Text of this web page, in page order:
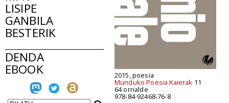
LISIPE
GANBILA
BESTERIK
DENDA
EBOOK 2015, poesia
Munduko Poesia Kaierak 11
64 orrialde
978-84-92468-76-8